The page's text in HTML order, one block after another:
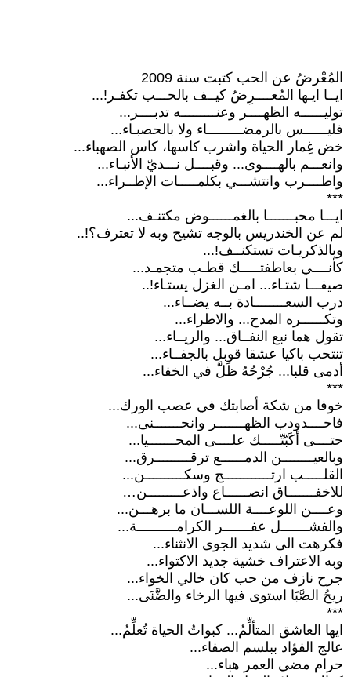
المُعْرضُ عن الحب كتبت سنة 2009
ايــا ايـها المُعــــرِضُ كيــف بالحـــب تكفـر!...
توليــــــه الظهــــر وعنـــــــــه تدبــــر...
فليــــــس بالرمضـــــــــاء ولا بالحصبـاء...
خض غِمار الحياة واشرب كاسها، كاس الصهباء...
وانعـــم بالهــــوى... وقبــــل نـــديّ الأنبـاء...
واطــــرب وانتشـــي بكلمـــــات الإطــراء...
***
ايـــا محبـــــــا بالغمــــــوض مكتنـف...
لم عن الخندريس بالوجه تشيح وبه لا تعترف؟!..
وبالذكريـات تستكنــف!...
كأنــــي بعاطفتـــــك قطـب متجمـد...
صيفـــا شتـاء... امـن الغزل يستـاء!..
درب السعــــــــادة بــه يضــاء...
وتكــــــره المدح... والاطراء...
تقول هما نبع النفــاق... والريــاء...
تنتحب باكيا عشقا قوبل بالجفــاء...
أدمى قلبا... جُرْحُهُ ظَلَّ في الخفاء...
***
خوفا من شكة أصابتك في عصب الورك...
فاحــــدودب الظهـــــــر وانحـــــــنى...
حتــــى أكَبّتّـــــك علــــى المحـــــــيا...
وبالعيــــــــن الدمــــــع ترقـــــــــرق...
القلـــــب ارتــــــــــــج وسكــــــــــن...
للاخفـــــــاق انصــــــاع واذعـــــــــن…
وعــــن اللوعــــة اللســـان ما برهـــن...
والفشـــــــل عفـــــــر الكرامــــــــــة...
فكرهت الى شديد الجوى الانثناء...
وبه الاعتراف خشية جديد الاكتواء...
جرح نازف من حب كان خالي الخواء...
ريحُ الصَّبَا استوى فيها الرخاء والضَّنَى...
***
ايها العاشق المتألِّمُ... كبواتُ الحياة تُعلِّمُ...
عالج الفؤاد ببلسم الصفاء...
حرام مضي العمر هباء...